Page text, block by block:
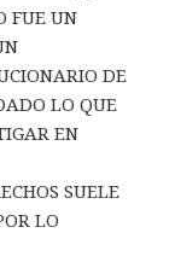
FUE UN
DE
LO QUE
EN
SUELE
LO